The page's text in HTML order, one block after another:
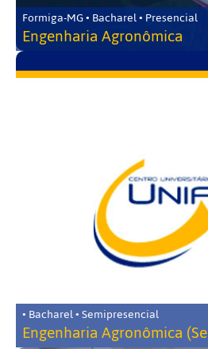
Formiga-MG • Bacharel • Presencial
Engenharia Agronômica
• Bacharel • Semipresencial
Engenharia Agronômica